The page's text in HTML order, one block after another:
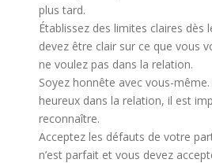
plus tard.
Établissez des limites claires dès
devez être clair sur ce que vous
ne voulez pas dans la relation.
Soyez honnête avec vous-même.
heureux dans la relation, il est
reconnaître.
Acceptez les défauts de votre
n’est parfait et vous devez